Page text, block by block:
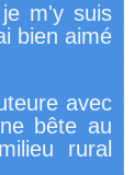
m'y suis
bien aimé
avec
bête au
rural